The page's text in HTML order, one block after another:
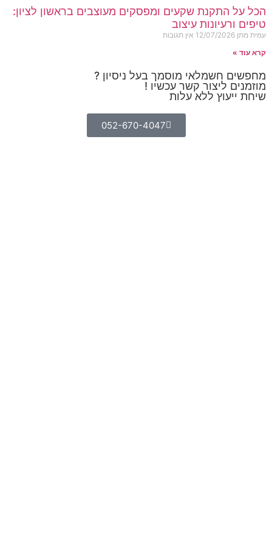
הכל על התקנת שקעים ומפסקים מעוצבים בראשון לציון:
טיפים ורעיונות עיצוב
עמית מתן 12/07/2026 אין תגובות
קרא עוד »
מחפשים חשמלאי מוסמך בעל ניסיון ?
מוזמנים ליצור קשר עכשיו !
שיחת ייעוץ ללא עלות
052-670-4047